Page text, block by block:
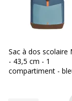
Catégorie de
Quantité incluse
Données
Sac à dos scolaire
- 43,5 cm - 1
compartiment -